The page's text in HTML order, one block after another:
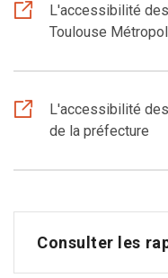
L'accessibilité
Toulouse
L'accessibilité
de la préfecture
Consulter les